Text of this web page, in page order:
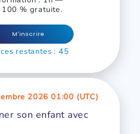
% gratuite.
M'inscrire
restantes : 45
2026 01:00 (UTC)
son enfant avec